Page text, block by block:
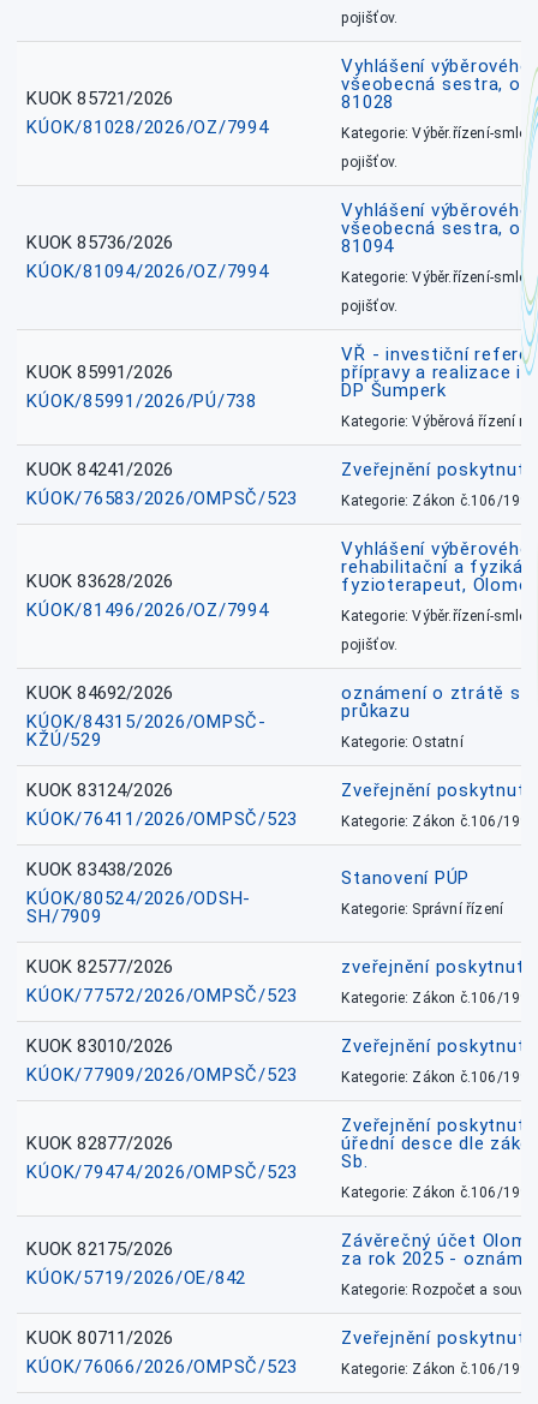
pojišťov.
KUOK 85721/2026
KÚOK/81028/2026/OZ/7994
Vyhlášení
všeobecná sestra,
81028
Kategorie: Výběr.řízení-
pojišťov.
KUOK 85736/2026
KÚOK/81094/2026/OZ/7994
Vyhlášení
všeobecná sestra,
81094
Kategorie: Výběr.řízení-
pojišťov.
KUOK 85991/2026
KÚOK/85991/2026/PÚ/738
VŘ - investiční
přípravy a realizace
DP Šumperk
Kategorie: Výběrová řízení
KUOK 84241/2026
KÚOK/76583/2026/OMPSČ/523
Zveřejnění
Kategorie: Zákon č.106/1999
KUOK 83628/2026
KÚOK/81496/2026/OZ/7994
Vyhlášení
rehabilitační a
fyzioterapeut,
Kategorie: Výběr.řízení-
pojišťov.
KUOK 84692/2026
KÚOK/84315/2026/OMPSČ-
KŽÚ/529
oznámení o ztrátě
průkazu
Kategorie: Ostatní
KUOK 83124/2026
KÚOK/76411/2026/OMPSČ/523
Zveřejnění
Kategorie: Zákon č.106/1999
KUOK 83438/2026
KÚOK/80524/2026/ODSH-
SH/7909
Stanovení PÚP
Kategorie: Správní řízení
KUOK 82577/2026
KÚOK/77572/2026/OMPSČ/523
zveřejnění
Kategorie: Zákon č.106/1999
KUOK 83010/2026
KÚOK/77909/2026/OMPSČ/523
Zveřejnění
Kategorie: Zákon č.106/1999
KUOK 82877/2026
KÚOK/79474/2026/OMPSČ/523
Zveřejnění
úřední desce dle
Sb.
Kategorie: Zákon č.106/1999
KUOK 82175/2026
KÚOK/5719/2026/OE/842
Závěrečný účet
za rok 2025 -
Kategorie: Rozpočet a
KUOK 80711/2026
KÚOK/76066/2026/OMPSČ/523
Zveřejnění
Kategorie: Zákon č.106/1999